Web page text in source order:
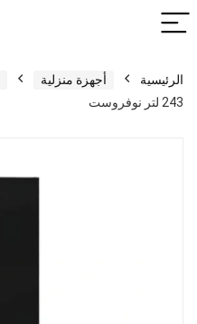
الرئيسية أجهزة منزلية
243 لتر نوفروست